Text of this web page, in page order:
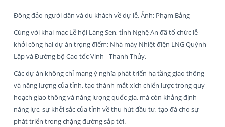
Đông đảo người dân và du khách về dự lễ. Ảnh: Phạm Bằng
Cùng với khai mạc Lễ hội Làng Sen, tỉnh Nghệ An đã tổ chức lễ
khởi công hai dự án trọng điểm: Nhà máy Nhiệt điện LNG Quỳnh
Lập và Đường bộ Cao tốc Vinh - Thanh Thủy.
Các dự án không chỉ mang ý nghĩa phát triển hạ tầng giao thông
và năng lượng của tỉnh, tạo thành mắt xích chiến lược trong quy
hoạch giao thông và năng lượng quốc gia, mà còn khẳng định
năng lực, sự khởi sắc của tỉnh về thu hút đầu tư, tạo đà cho sự
phát triển trong chặng đường sắp tới.